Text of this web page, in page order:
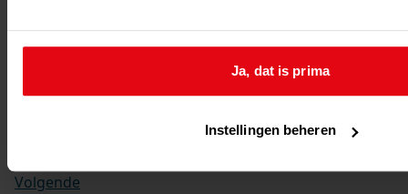
Ja, dat is prima
Instellingen beheren
Oude Orde:
BVMED/01213
Volgende